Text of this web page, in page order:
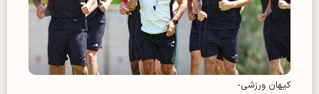
کیهان ورزشی-